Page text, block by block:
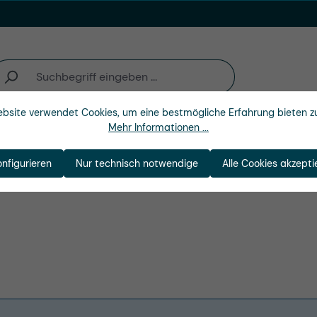
Unternehmen
verwendet Cookies, um eine bestmögliche Erfahrung bieten
Mehr Informationen ...
Nur technisch notwendige Alle Cookies